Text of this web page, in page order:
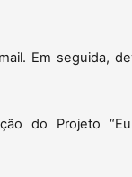
Em seguida,
do Projeto